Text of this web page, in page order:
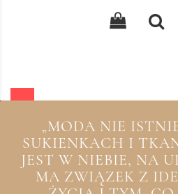
„MODA NIE
SUKIENKACH I
JEST W NIEBIE, NA
MA ZWIĄZEK Z